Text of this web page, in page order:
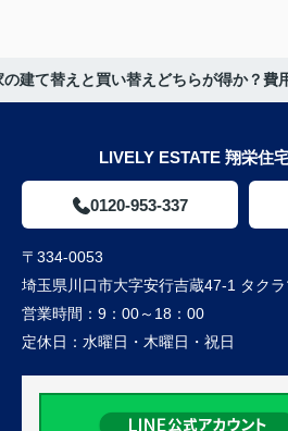
の建て替えと買い替えどちらが得か？費
LIVELY ESTATE 翔栄住
0120-953-337
〒334-0053
埼玉県川口市大字安行吉蔵47-1 タク
営業時間： 9：00～18：00
定休日： 水曜日・木曜日・祝日